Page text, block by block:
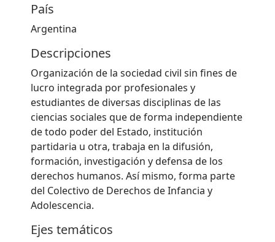
País
Argentina
Descripciones
Organización de la sociedad civil sin fines de
lucro integrada por profesionales y
estudiantes de diversas disciplinas de las
ciencias sociales que de forma independiente
de todo poder del Estado, institución
partidaria u otra, trabaja en la difusión,
formación, investigación y defensa de los
derechos humanos. Así mismo, forma parte
del Colectivo de Derechos de Infancia y
Adolescencia.
Ejes temáticos